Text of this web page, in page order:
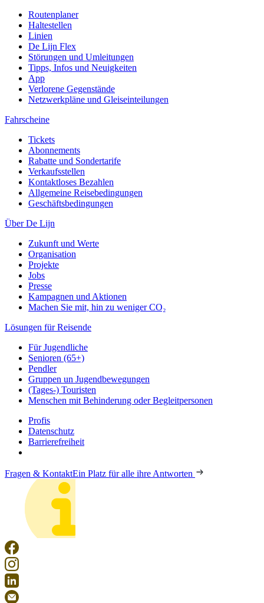
Routenplaner
Haltestellen
Linien
De Lijn Flex
Störungen und Umleitungen
Tipps, Infos und Neuigkeiten
App
Verlorene Gegenstände
Netzwerkpläne und Gleiseinteilungen
Fahrscheine
Tickets
Abonnements
Rabatte und Sondertarife
Verkaufsstellen
Kontaktloses Bezahlen
Allgemeine Reisebedingungen
Geschäftsbedingungen
Über De Lijn
Zukunft und Werte
Organisation
Projekte
Jobs
Presse
Kampagnen und Aktionen
Machen Sie mit, hin zu weniger CO₂
Lösungen für Reisende
Für Jugendliche
Senioren (65+)
Pendler
Gruppen un Jugendbewegungen
(Tages-) Touristen
Menschen mit Behinderung oder Begleitpersonen
Profis
Datenschutz
Barrierefreiheit
Fragen & KontaktEin Platz für alle ihre Antworten